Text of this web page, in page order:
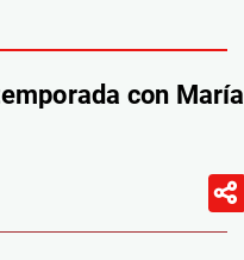
con María